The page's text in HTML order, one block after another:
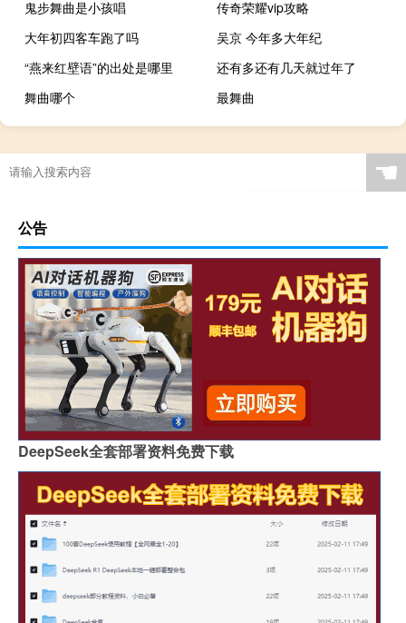
鬼步舞曲是小孩唱
传奇荣耀vip攻略
大年初四客车跑了吗
吴京 今年多大年纪
“燕来红壁语”的出处是哪里
还有多还有几天就过年了
舞曲哪个
最舞曲
☚
公告
DeepSeek全套部署资料免费下载